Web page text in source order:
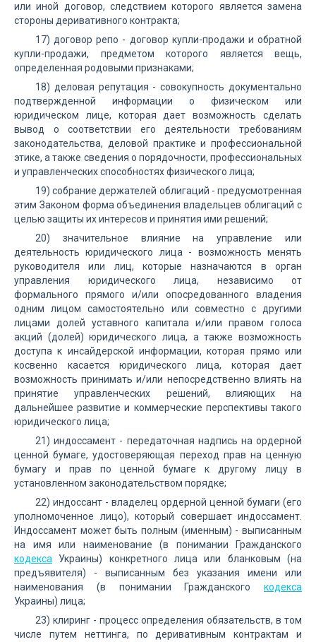
или иной договор, следствием которого является замена
стороны деривативного контракта;
17) договор репо - договор купли-продажи и обратной
купли-продажи, предметом которого является вещь,
определенная родовыми признаками;
18) деловая репутация - совокупность документально
подтвержденной информации о физическом или
юридическом лице, которая дает возможность сделать
вывод о соответствии его деятельности требованиям
законодательства, деловой практике и профессиональной
этике, а также сведения о порядочности, профессиональных
и управленческих способностях физического лица;
19) собрание держателей облигаций - предусмотренная
этим Законом форма объединения владельцев облигаций с
целью защиты их интересов и принятия ими решений;
20) значительное влияние на управление или
деятельность юридического лица - возможность менять
руководителя или лиц, которые назначаются в орган
управления юридического лица, независимо от
формального прямого и/или опосредованного владения
одним лицом самостоятельно или совместно с другими
лицами долей уставного капитала и/или правом голоса
акций (долей) юридического лица, а также возможность
доступа к инсайдерской информации, которая прямо или
косвенно касается юридического лица, которая дает
возможность принимать и/или непосредственно влиять на
принятие управленческих решений, влияющих на
дальнейшее развитие и коммерческие перспективы такого
юридического лица;
21) индоссамент - передаточная надпись на ордерной
ценной бумаге, удостоверяющая переход прав на ценную
бумагу и прав по ценной бумаге к другому лицу в
установленном законодательством порядке;
22) индоссант - владелец ордерной ценной бумаги (его
уполномоченное лицо), который совершает индоссамент.
Индоссамент может быть полным (именным) - выписанным
на имя или наименование (в понимании Гражданского
кодекса Украины) конкретного лица или бланковым (на
предъявителя) - выписанным без указания имени или
наименования (в понимании Гражданского кодекса
Украины) лица;
23) клиринг - процесс определения обязательств, в том
числе путем неттинга, по деривативным контрактам и